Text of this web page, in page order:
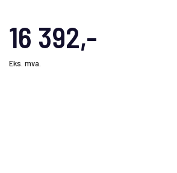
16 392,-
Eks. mva.